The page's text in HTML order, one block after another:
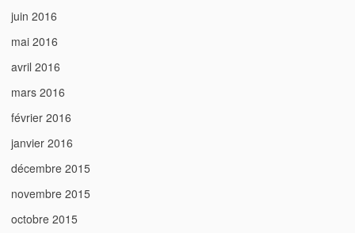
juin 2016
mai 2016
avril 2016
mars 2016
février 2016
janvier 2016
décembre 2015
novembre 2015
octobre 2015